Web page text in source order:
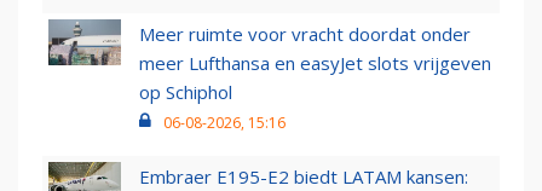
Meer ruimte voor vracht doordat onder
meer Lufthansa en easyJet slots vrijgeven
op Schiphol
06-08-2026, 15:16
Embraer E195-E2 biedt LATAM kansen: